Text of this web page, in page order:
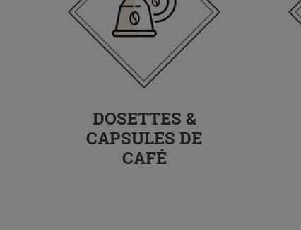
DOSETTES &
CAPSULES DE
CAFÉ